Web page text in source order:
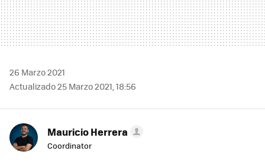
26 Marzo 2021
Actualizado 25 Marzo 2021, 18:56
Mauricio Herrera
Coordinator